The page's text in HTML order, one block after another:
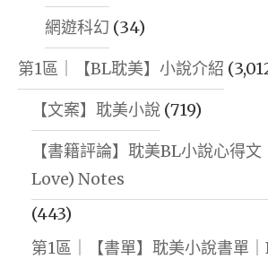
網遊科幻 (34)
第1區｜【BL耽美】小說介紹
【文案】耽美小說 (719)
【書籍評論】耽美BL小說心得
Love) Notes
(443)
第1區｜【書單】耽美小說書單